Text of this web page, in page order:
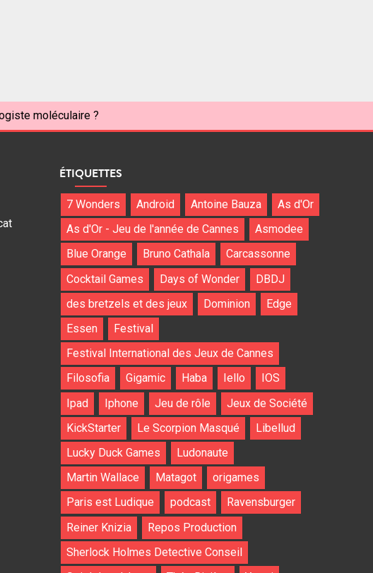
moléculaire ?
ÉTIQUETTES
7 Wonders Android Antoine Bauza
As d'Or
As d'Or - Jeu de l'année de Cannes
Asmodee
Blue Orange
Bruno Cathala
Carcassonne
Cocktail Games
Days of Wonder
DBDJ
des bretzels et des jeux
Dominion
Edge
Essen
Festival
Festival International des Jeux de Cannes
Filosofia
Gigamic Haba Iello
IOS
Ipad
Iphone Jeu de rôle
Jeux de Société
KickStarter
Le Scorpion Masqué
Libellud
Lucky Duck Games
Ludonaute
Martin Wallace
Matagot
origames
Paris est Ludique
podcast
Ravensburger
Reiner Knizia
Repos Production
Sherlock Holmes Detective Conseil